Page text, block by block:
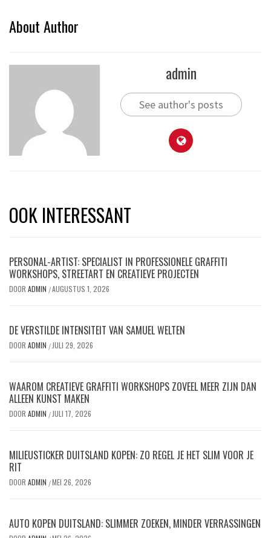
About Author
admin
See author's posts
OOK INTERESSANT
PERSONAL-ARTIST: SPECIALIST IN PROFESSIONELE GRAFFITI
WORKSHOPS, STREETART EN CREATIEVE PROJECTEN
DOOR ADMIN /AUGUSTUS 1, 2026
DE VERSTILDE INTENSITEIT VAN SAMUEL WELTEN
DOOR ADMIN / JULI 29, 2026
WAAROM CREATIEVE GRAFFITI WORKSHOPS ZOVEEL MEER ZIJN DAN
ALLEEN KUNST MAKEN
DOOR ADMIN / JULI 17, 2026
MILIEUSTICKER DUITSLAND KOPEN: ZO REGEL JE HET SLIM VOOR JE
RIT
DOOR ADMIN /MEI 26, 2026
AUTO KOPEN DUITSLAND: SLIMMER ZOEKEN, MINDER VERRASSINGEN